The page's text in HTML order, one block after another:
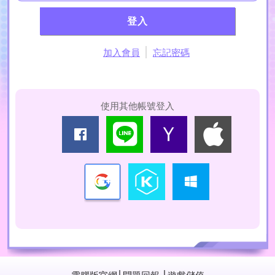
登入
加入會員 忘記密碼
使用其他帳號登入